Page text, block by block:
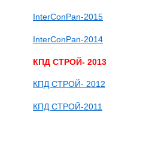
InterConPan-2015
InterConPan-2014
КПД СТРОЙ- 2013
КПД СТРОЙ- 2012
КПД СТРОЙ-2011